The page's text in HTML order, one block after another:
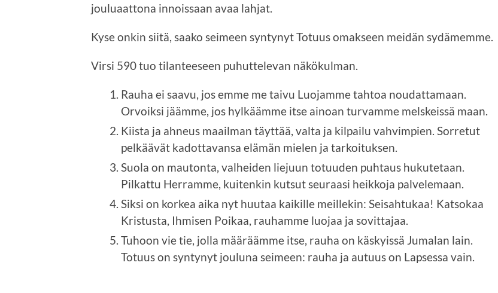
jouluaattona innoissaan avaa lahjat.
Kyse onkin siitä, saako seimeen syntynyt Totuus omakseen meidän sydämemme.
Virsi 590 tuo tilanteeseen puhuttelevan näkökulman.
Rauha ei saavu, jos emme me taivu Luojamme tahtoa noudattamaan.
Orvoiksi jäämme, jos hylkäämme itse ainoan turvamme melskeissä maan.
Kiista ja ahneus maailman täyttää, valta ja kilpailu vahvimpien. Sorretut
pelkäävät kadottavansa elämän mielen ja tarkoituksen.
Suola on mautonta, valheiden liejuun totuuden puhtaus hukutetaan.
Pilkattu Herramme, kuitenkin kutsut seuraasi heikkoja palvelemaan.
Siksi on korkea aika nyt huutaa kaikille meillekin: Seisahtukaa! Katsokaa
Kristusta, Ihmisen Poikaa, rauhamme luojaa ja sovittajaa.
Tuhoon vie tie, jolla määräämme itse, rauha on käskyissä Jumalan lain.
Totuus on syntynyt jouluna seimeen: rauha ja autuus on Lapsessa vain.